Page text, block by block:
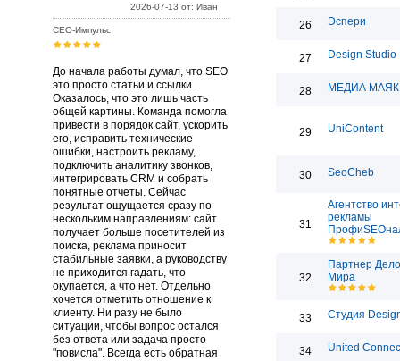
2026-07-13 от: Иван
СЕО-Импульс
До начала работы думал, что SEO
это просто статьи и ссылки.
Оказалось, что это лишь часть
общей картины. Команда помогла
привести в порядок сайт, ускорить
его, исправить технические
ошибки, настроить рекламу,
подключить аналитику звонков,
интегрировать CRM и собрать
понятные отчеты. Сейчас
результат ощущается сразу по
нескольким направлениям: сайт
получает больше посетителей из
поиска, реклама приносит
стабильные заявки, а руководству
не приходится гадать, что
окупается, а что нет. Отдельно
хочется отметить отношение к
клиенту. Ни разу не было
ситуации, чтобы вопрос остался
без ответа или задача просто
"повисла". Всегда есть обратная
26 Эспери
27 Design Studio
28 МЕДИА МАЯК
29 UniContent
30 SeoCheb
31
Агентство
рекламы
32
Партнер
Мира
33 Студия
34 United